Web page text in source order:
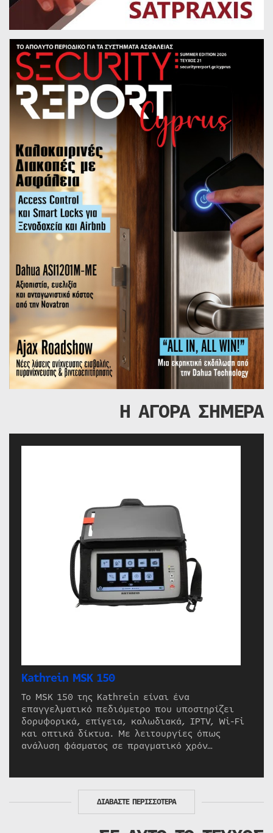
Η ΑΓΟΡΑ ΣΗΜΕΡΑ
Kathrein MSK 150
Το MSK 150 της Kathrein είναι ένα
επαγγελματικό πεδιόμετρο που υποστηρίζει
δορυφορικά, επίγεια, καλωδιακά, IPTV, Wi-Fi
και οπτικά δίκτυα. Με λειτουργίες όπως
ανάλυση φάσματος σε πραγματικό χρόν…
ΔΙΑΒΑΣΤΕ ΠΕΡΙΣΣΟΤΕΡΑ